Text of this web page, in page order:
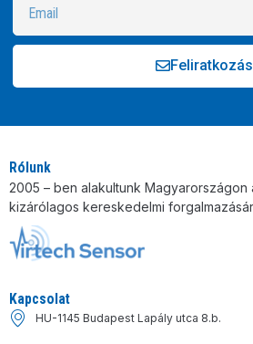
Feliratkozás
Rólunk
2005 – ben alakultunk Magyarországon
kizárólagos kereskedelmi
Kapcsolat
HU-1145 Budapest Lapály utca 8.b.